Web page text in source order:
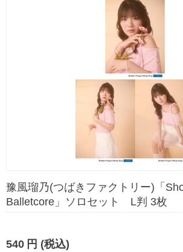
豫風瑠乃(つばきファクトリー)「
Balletcore」ソロセット L判 3枚
540 円 (税込)